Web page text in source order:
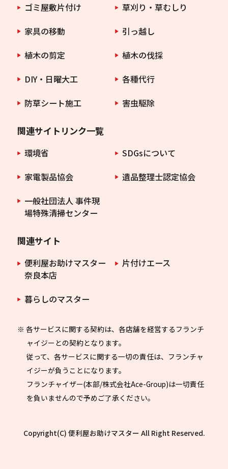
ゴミ屋敷片付け
草刈り・草むしり
家具の移動
引っ越し
植木の剪定
植木の伐採
DIY・日曜大工
各種代行
防草シート施工
害虫駆除
関連サイトリンク一覧
環境省
SDGsについて
家電製品協会
遺品整理士認定協会
一般社団法人 事件現
場特殊清掃センター
関連サイト
便利屋お助けマスター
奈良本店
片付けエース
暮らしのマスター
※ 各サービスに関する契約は、各店舗を経営するフランチ
ャイジーとの契約となります。
従って、各サービスに関する一切の責任は、フランチャ
イジーが負うことになります。
フランチャイザー(本部/株式会社Ace-Group)は一切責任
を負いませんので予めご了承ください。
Copyright(C) 便利屋お助けマスター All Right Reserved.